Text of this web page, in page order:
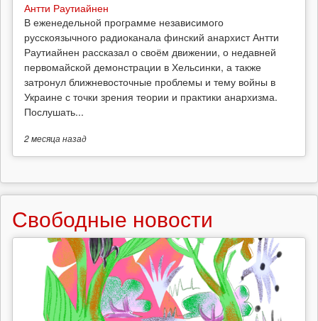
Антти Раутиайнен
В еженедельной программе независимого
русскоязычного радиоканала финский анархист Антти
Раутиайнен рассказал о своём движении, о недавней
первомайской демонстрации в Хельсинки, а также
затронул ближневосточные проблемы и тему войны в
Украине с точки зрения теории и практики анархизма.
Послушать...
2 месяцаназад
Свободные новости